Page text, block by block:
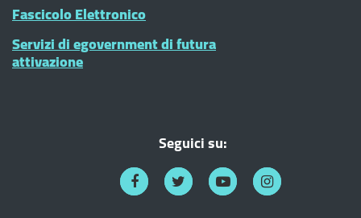
Fascicolo Elettronico
Servizi di egovernment di futura
attivazione
Seguici su: